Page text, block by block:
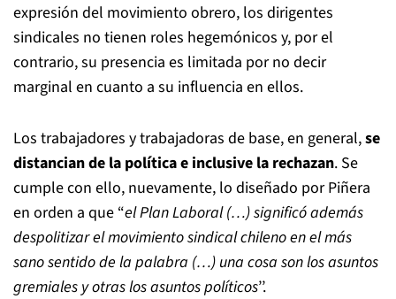
expresión del movimiento obrero, los dirigentes
sindicales no tienen roles hegemónicos y, por el
contrario, su presencia es limitada por no decir
marginal en cuanto a su influencia en ellos.
Los trabajadores y trabajadoras de base, en general,se
distancian de la política e inclusive la rechazan. Se
cumple con ello, nuevamente, lo diseñado por Piñera
en orden a que “el Plan Laboral (…) significó además
despolitizar el movimiento sindical chileno en el más
sano sentido de la palabra (…) una cosa son los asuntos
gremiales y otras los asuntos políticos’’.